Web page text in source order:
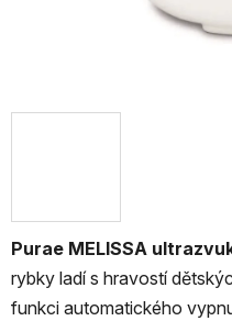
Purae MELISSA
rybky ladí s hravostí
funkci automatického